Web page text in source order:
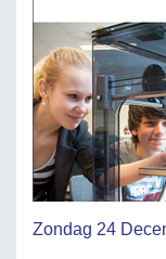
Zondag 24